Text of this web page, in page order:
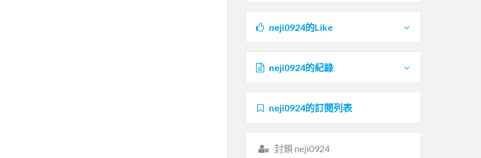
neji0924的Like
neji0924的紀錄
neji0924的訂閱列表
封鎖 neji0924